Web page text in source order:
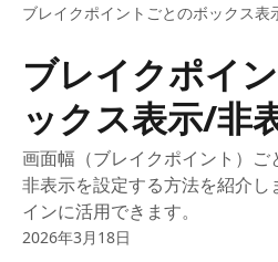
ブレイクポイントごとのボックス表
ブレイクポイ
ックス表示/非
画面幅（ブレイクポイント）ご
非表示を設定する方法を紹介
インに活用できます。
2026年3月18日